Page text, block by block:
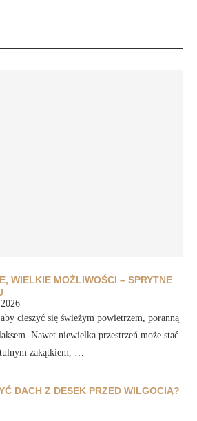
WIELKIE MOŻLIWOŚCI – SPRYTNE
cieszyć się świeżym powietrzem, poranną
Nawet niewielka przestrzeń może stać
zakątkiem, …
DACH Z DESEK PRZED WILGOCIĄ?